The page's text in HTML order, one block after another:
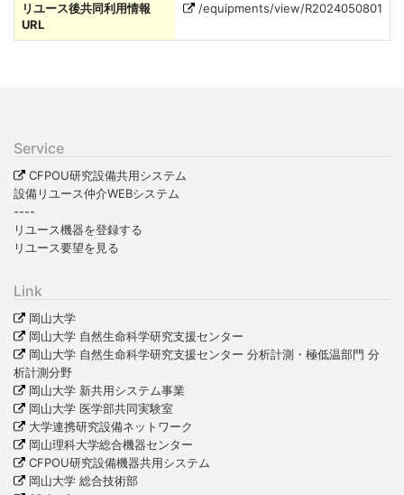
リユース後共同利用情報
URL
/equipments/view/R2024050801
Service
CFPOU研究設備共用システム
設備リユース仲介WEBシステム
----
リユース機器を登録する
リユース要望を見る
Link
岡山大学
岡山大学 自然生命科学研究支援センター
岡山大学 自然生命科学研究支援センター 分析計測・極低温部門 分
析計測分野
岡山大学 新共用システム事業
岡山大学 医学部共同実験室
大学連携研究設備ネットワーク
岡山理科大学総合機器センター
CFPOU研究設備機器共用システム
岡山大学 総合技術部